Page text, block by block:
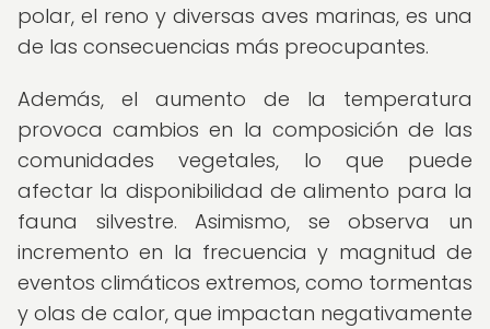
polar, el reno y diversas aves marinas, es una
de las consecuencias más preocupantes.
Además, el aumento de la temperatura
provoca cambios en la composición de las
comunidades vegetales, lo que puede
afectar la disponibilidad de alimento para la
fauna silvestre. Asimismo, se observa un
incremento en la frecuencia y magnitud de
eventos climáticos extremos, como tormentas
y olas de calor, que impactan negativamente